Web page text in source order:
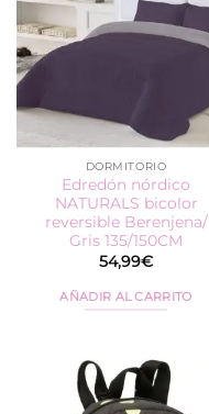
DORMITORIO
Edredón nórdico
NATURALS bicolor
reversible Berenjena/
Gris 135/150CM
54,99€
AÑADIR AL CARRITO